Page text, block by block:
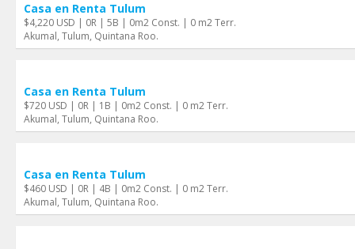
Casa en Renta Tulum
$4,220 USD | 0R | 5B | 0m2 Const. | 0 m2 Terr.
Akumal, Tulum, Quintana Roo.
Casa en Renta Tulum
$720 USD | 0R | 1B | 0m2 Const. | 0 m2 Terr.
Akumal, Tulum, Quintana Roo.
Casa en Renta Tulum
$460 USD | 0R | 4B | 0m2 Const. | 0 m2 Terr.
Akumal, Tulum, Quintana Roo.